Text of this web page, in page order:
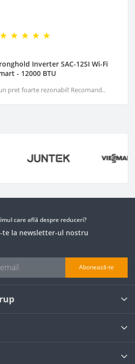
Inverter SAC-12SI Wi-Fi
- 12000 BTU
pret foarte rezonabil! Recomand..
care află despre reduceri?
te la newsletter-ul nostru
Abonează-te